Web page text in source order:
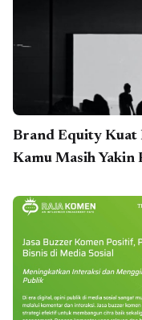
Brand Equity Kuat
Kamu Masih Yakin